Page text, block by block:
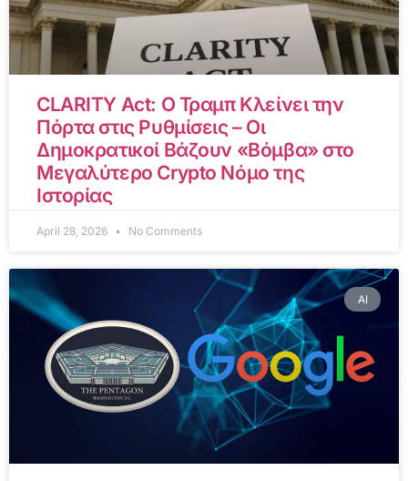
CLARITY Act: Ο Τραμπ Κλείνει την
Πόρτα στις Ρυθμίσεις – Οι
Δημοκρατικοί Βάζουν «Βόμβα» στο
Μεγαλύτερο Crypto Νόμο της
Ιστορίας
April 28, 2026 No Comments
AI